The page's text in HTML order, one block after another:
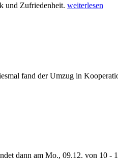
und Zufriedenheit. weiterlesen
fand der Umzug in
dann am Mo., 09.12. von 10